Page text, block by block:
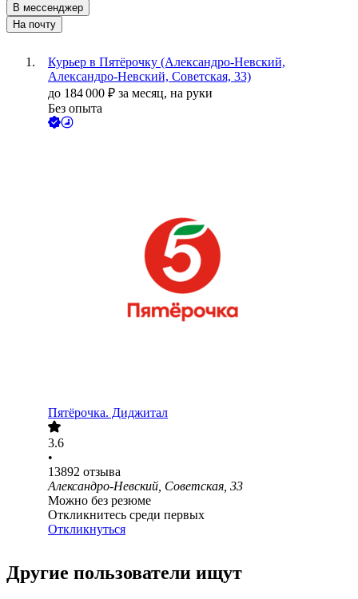
В мессенджер
На почту
Курьер в Пятёрочку (Александро-Невский,
Александро-Невский, Советская, 33)
до 184 000 ₽ за месяц, на руки
Без опыта
Пятёрочка. Диджитал
3.6
•
13892 отзыва
Александро-Невский, Советская, 33
Можно без резюме
Откликнитесь среди первых
Откликнуться
Другие пользователи ищут